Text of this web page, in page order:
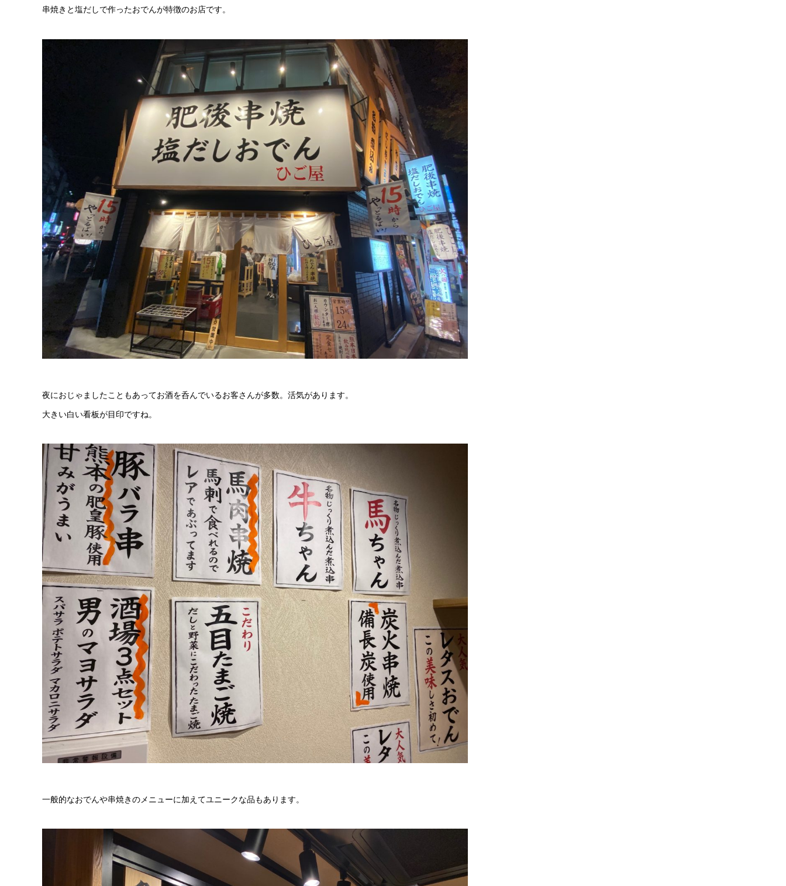
串焼きと塩だしで作ったおでんが特徴のお店です。
夜におじゃましたこともあってお酒を呑んでいるお客さんが多数。活気があります。
大きい白い看板が目印ですね。
一般的なおでんや串焼きのメニューに加えてユニークな品もあります。